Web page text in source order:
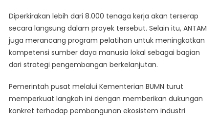
Diperkirakan lebih dari 8.000 tenaga kerja akan terserap
secara langsung dalam proyek tersebut. Selain itu, ANTAM
juga merancang program pelatihan untuk meningkatkan
kompetensi sumber daya manusia lokal sebagai bagian
dari strategi pengembangan berkelanjutan.
Pemerintah pusat melalui Kementerian BUMN turut
memperkuat langkah ini dengan memberikan dukungan
konkret terhadap pembangunan ekosistem industri